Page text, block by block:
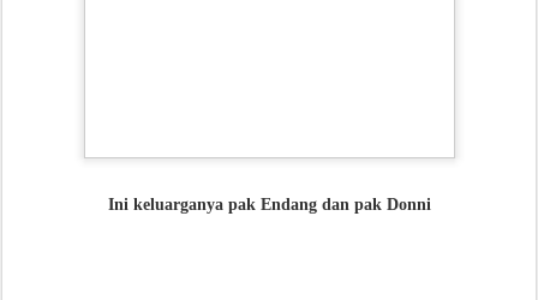
Ini keluarganya pak Endang dan pak Donni